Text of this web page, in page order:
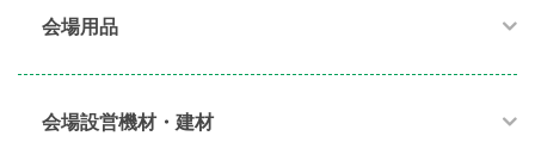
会場用品
会場設営機材・建材